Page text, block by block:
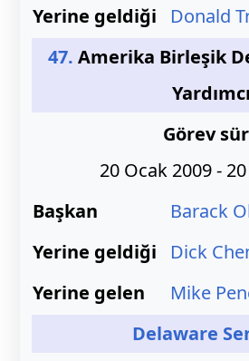
Yerine geldiği
Donald
47. Amerika Birleşik
Görev
20 Ocak 2009 -
Başkan
Barack
Yerine geldiği
Dick
Yerine gelen
Mike
Delaware